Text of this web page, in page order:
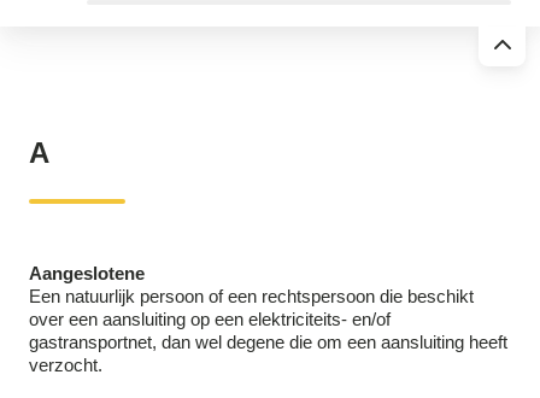
A
Aangeslotene
Een natuurlijk persoon of een rechtspersoon die beschikt
over een aansluiting op een elektriciteits- en/of
gastransportnet, dan wel degene die om een aansluiting heeft
verzocht.